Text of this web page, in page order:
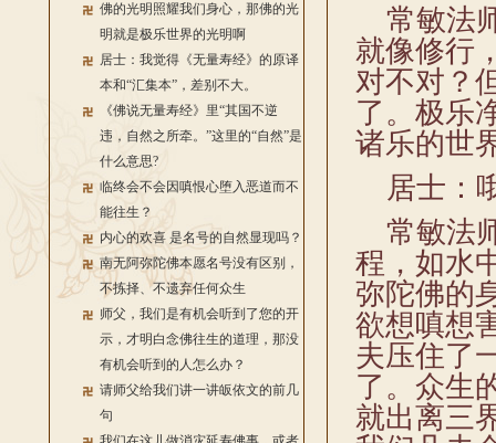
佛的光明照耀我们身心，那佛的光
明就是极乐世界的光明啊
居士：我觉得《无量寿经》的原译
本和“汇集本”，差别不大。
《佛说无量寿经》里“其国不逆
违，自然之所牵。”这里的“自然”是
什么意思?
临终会不会因嗔恨心堕入恶道而不
能往生？
内心的欢喜 是名号的自然显现吗？
南无阿弥陀佛本愿名号没有区别，
不拣择、不遗弃任何众生
师父，我们是有机会听到了您的开
示，才明白念佛往生的道理，那没
有机会听到的人怎么办？
请师父给我们讲一讲皈依文的前几
句
常敏法
就像修行
对不对？
了。极乐
诸乐的世
居士：
常敏法
程，如水
弥陀佛的
欲想嗔想
夫压住了
了。众生
就出离三